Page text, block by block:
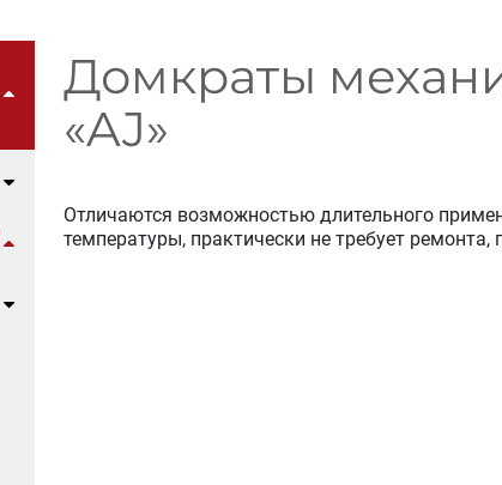
Домкраты
«AJ»
Отличаются возможностью длительного
температуры, практически не требует